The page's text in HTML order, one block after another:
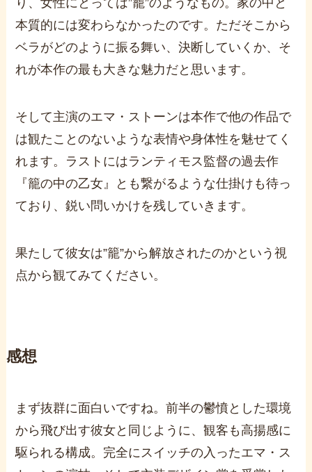
り、女性にとっては”籠”のようなもの。家の中と
本質的には変わらなかったのです。ただそこから
ベラがどのように振る舞い、決断していくか、そ
れが本作の最も大きな魅力だと思います。
そして主演のエマ・ストーンは本作で他の作品で
は観たことのないような表情や身体性を魅せてく
れます。ラストにはランティモス監督の過去作
『籠の中の乙女』とも繋がるような仕掛けも待っ
ており、鋭い問いかけを残していきます。
果たして彼女は”籠”から解放されたのかという視
点から観てみてください。
感想
まず抜群に面白いですね。前半の鬱憤とした環境
から飛び出す彼女と同じように、観客も高揚感に
駆られる構成。完全にスイッチの入ったエマ・ス